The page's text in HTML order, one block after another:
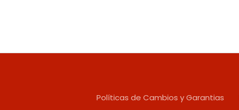
Políticas de Cambios y Garantias